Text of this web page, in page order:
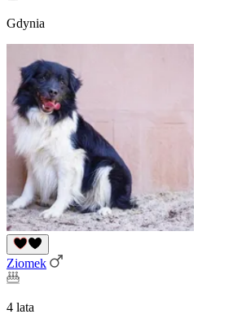
Gdynia
Ziomek
4 lata